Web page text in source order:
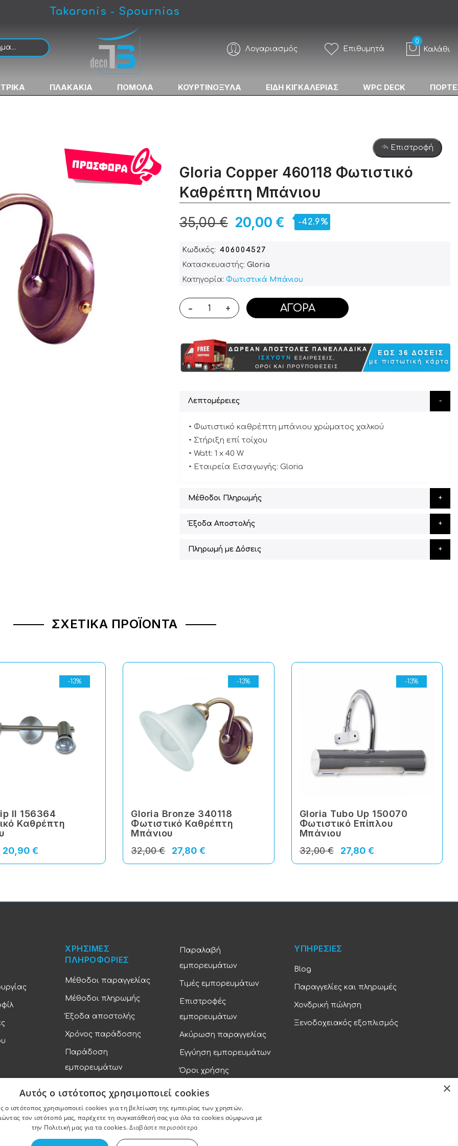
Takaronis - Spournias
Λογαριασμός Επιθυμητά Καλάθι
ΠΛΑΚΑΚΙΑ ΠΟΜΟΛΑ ΚΟΥΡΤΙΝΟΞΥΛΑ ΕΙΔΗ ΚΙΓΚΑΛΕΡΙΑΣ WPC DECK
Επιστροφή
Gloria Copper 460118 Φωτιστικό
Καθρέπτη Μπάνιου
20,00 €
35,00 € -42.9%
Κωδικός
406004527
Κατασκευαστής: Gloria
Κατηγορία: Φωτιστικά Μπάνιου
- + ΑΓΟΡΆ
Λεπτομέρειες
• Φωτιστικό καθρέπτη μπάνιου χρώματος χαλκού
• Στήριξη επί τοίχου
• Watt: 1 x 40 W
• Εταιρεία Εισαγωγής: Gloria
Μέθοδοι Πληρωμής
Έξοδα Αποστολής
Πληρωμή με Δόσεις
ΣΧΕΤΙΚΆ ΠΡΟΪΌΝΤΑ
-13%
II 156364
Καθρέπτη
20,90 €
-13%
Gloria Bronze 340118
Φωτιστικό Καθρέπτη
Μπάνιου
27,80 €
32,00 €
-13%
Gloria Tubo Up 150070
Φωτιστικό Επίπλου
Μπάνιου
27,80 €
32,00 €
ΧΡΗΣΙΜΕΣ
ΠΛΗΡΟΦΟΡΙΕΣ
Μέθοδοι παραγγελίας
Μέθοδοι πληρωμής
Έξοδα αποστολής
Χρόνος παράδοσης
Παράδοση
εμπορευμάτων
Παραλαβή
εμπορευμάτων
Τιμές εμπορευμάτων
Επιστροφές
εμπορευμάτων
Ακύρωση παραγγελίας
Εγγύηση εμπορευμάτων
Όροι χρήσης
Πολιτική απορρήτου
ΥΠΗΡΕΣΙΕΣ
Blog
Παραγγελίες και πληρωμές
Χονδρική πώληση
Ξενοδοχειακός εξοπλισμός
×
Αυτός ο ιστότοπος χρησιμοποιεί cookies
ο ιστότοπος χρησιμοποιεί cookies για τη βελτίωση της εμπειρίας των χρηστών.
τον ιστότοπό μας, παρέχετε τη συγκατάθεσή σας για όλα τα cookies σύμφωνα με
την Πολιτική μας για τα cookies.Διαβάστε περισσότερα